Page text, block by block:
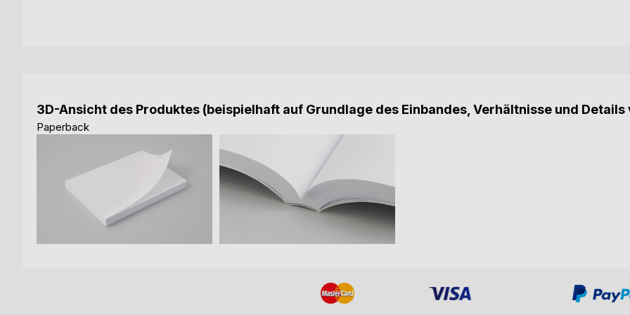
3D-Ansicht des Produktes (beispielhaft auf Grundlage des Einbandes, Verhältnisse und
Paperback